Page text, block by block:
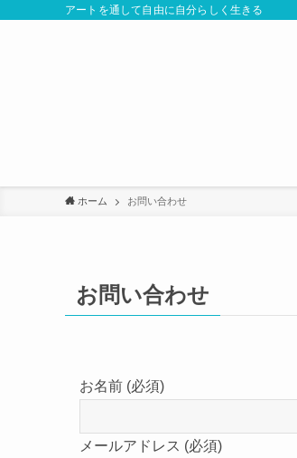
アートを通して自由に自分らしく生きる
ホーム お問い合わせ
お問い合わせ
お名前 (必須)
メールアドレス (必須)